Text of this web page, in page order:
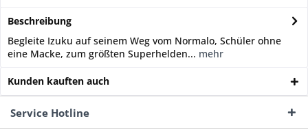
Beschreibung
Begleite Izuku auf seinem Weg vom Normalo, Schüler ohne
eine Macke, zum größten Superhelden... mehr
Kunden kauften auch
Service Hotline